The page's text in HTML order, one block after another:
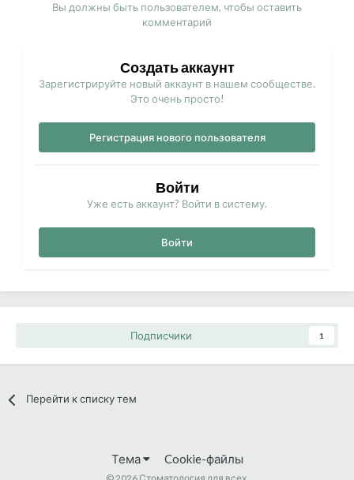
Вы должны быть пользователем, чтобы оставить
комментарий
Создать аккаунт
Зарегистрируйте новый аккаунт в нашем сообществе.
Это очень просто!
Регистрация нового пользователя
Войти
Уже есть аккаунт? Войти в систему.
Войти
Подписчики 1
Перейти к списку тем
Тема Cookie-файлы